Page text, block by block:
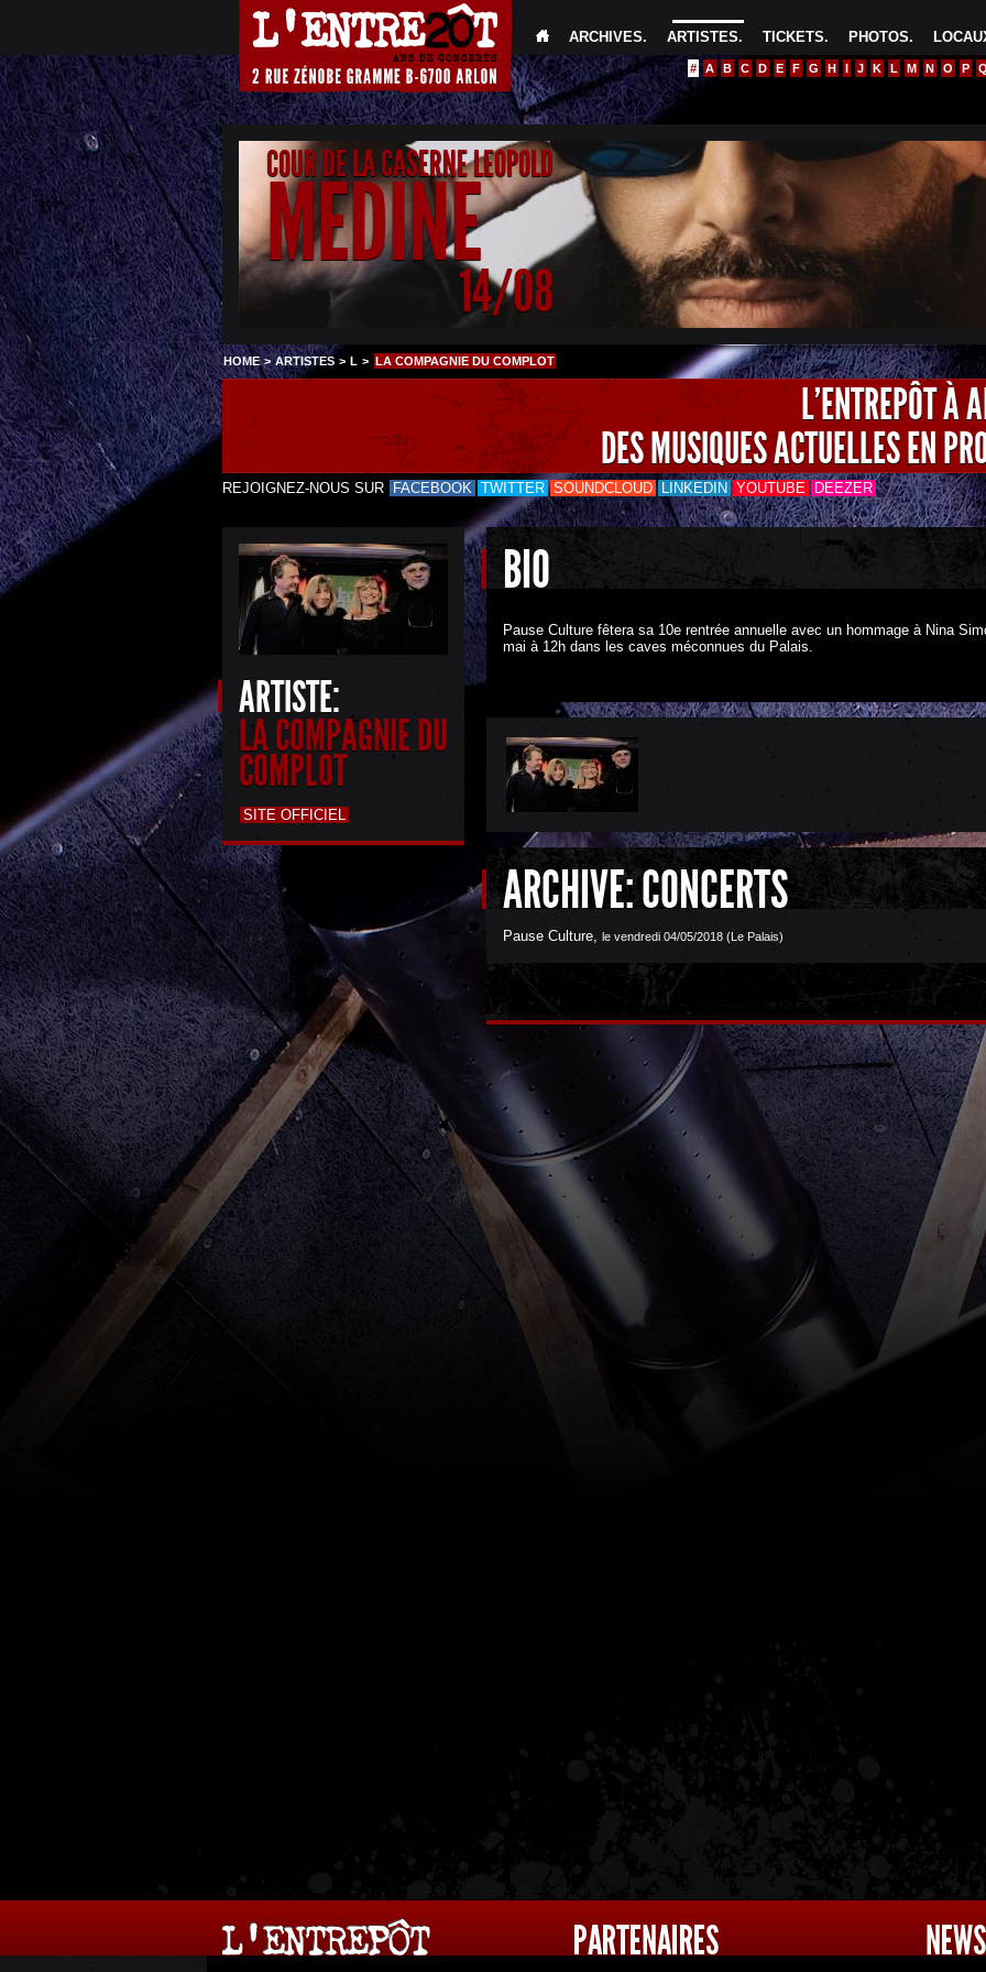
PHOTOS.
TICKETS.
ARTISTES.
ARCHIVES.
# A B C D E F G H I J K L M N O P
COUR DE LA CASERNE LEOPOLD
MEDINE
14/08
HOME>ARTISTES > L > LA COMPAGNIE DU COMPLOT
L'ENTREPÔT À
DES MUSIQUES ACTUELLES EN
REJOIGNEZ-NOUS SUR FACEBOOK TWITTER SOUNDCLOUD LINKEDIN YOUTUBE DEEZER
ARTISTE:
LA COMPAGNIE DU
COMPLOT
SITE OFFICIEL
BIO
Pause Culture fêtera sa 10e rentrée annuelle avec un hommage à Nina
mai à 12h dans les caves méconnues du Palais.
ARCHIVE: CONCERTS
Pause Culture, le vendredi 04/05/2018 (Le Palais)